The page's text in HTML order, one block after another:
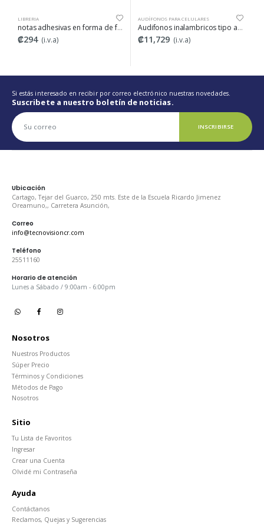
LIBRERIA
notas adhesivas en forma de flor color naranja y manzanz color verde y forma de estrella
₡294 (i.v.a)
AUDÍFONOS PARA CELULARES
Audifonos inalambricos tipo argolla, negros, Bass Jaxx
₡11,729 (i.v.a)
Si estás interesado en recibir por correo electrónico nuestras novedades.
Suscribete a nuestro boletín de noticias.
INSCRIBIRSE
Ubicación
Cartago, Tejar del Guarco, 250 mts. Este de la Escuela Ricardo Jimenez
Oreamuno,, Carretera Asunción,
Correo
info@tecnovisioncr.com
Teléfono
25511160
Horario de atención
Lunes a Sábado / 9:00am - 6:00pm
Nosotros
Nuestros Productos
Súper Precio
Términos y Condiciones
Métodos de Pago
Nosotros
Sitio
Tu Lista de Favoritos
Ingresar
Crear una Cuenta
Olvidé mi Contraseña
Ayuda
Contáctanos
Reclamos, Quejas y Sugerencias